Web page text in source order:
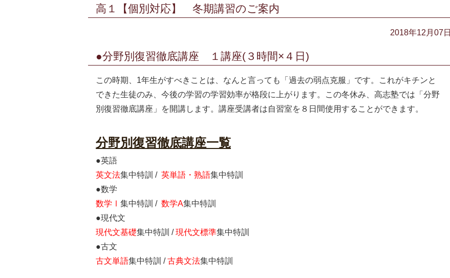
高１【個別対応】 冬期講習のご案内
2018年12月07日
●分野別復習徹底講座 １講座(３時間×４日)
この時期、1年生がすべきことは、なんと言っても「過去の弱点克服」です。これがキチンと
できた生徒のみ、今後の学習の学習効率が格段に上がります。この冬休み、高志塾では「分野
別復習徹底講座」を開講します。講座受講者は自習室を８日間使用することができます。
分野別復習徹底講座一覧
●英語
英文法集中特訓 / 英単語・熟語集中特訓
●数学
数学Ⅰ 集中特訓 / 数学A集中特訓
●現代文
現代文基礎集中特訓 /現代文標準集中特訓
●古文
古文単語集中特訓 /古典文法集中特訓